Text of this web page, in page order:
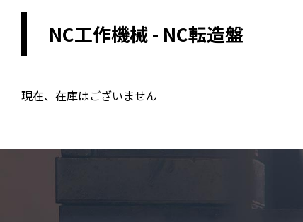
NC工作機械- NC転造盤
現在、在庫はございません